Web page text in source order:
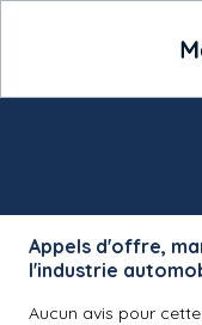
Appels d'offre,
l'industrie
Aucun avis pour